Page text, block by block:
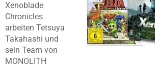
Xenoblade
Chronicles
arbeiten Tetsuya
Takahashi und
sein Team von
MONOLITH